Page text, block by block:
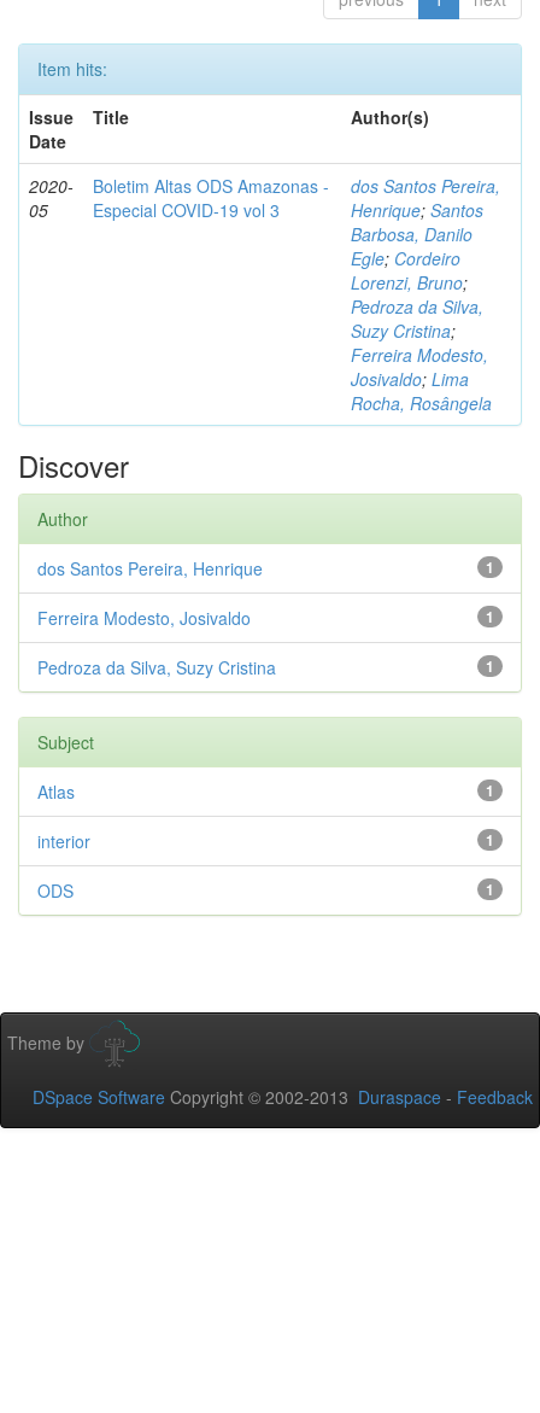
Item hits:
Issue
Date
Title Author(s)
2020-
05
Boletim Altas ODS Amazonas -
Especial COVID-19 vol 3
dos Santos Pereira,
Henrique; Santos
Barbosa, Danilo
Egle; Cordeiro
Lorenzi, Bruno;
Pedroza da Silva,
Suzy Cristina;
Ferreira Modesto,
Josivaldo; Lima
Rocha, Rosângela
Discover
Author
1
dos Santos Pereira, Henrique
1
Ferreira Modesto, Josivaldo
1
Pedroza da Silva, Suzy Cristina
Subject
1
Atlas
1
interior
1
ODS
Theme by
DSpace Software Copyright © 2002-2013 Duraspace - Feedback